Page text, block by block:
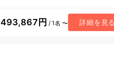
493,867円 / 1名 〜 詳細を見る